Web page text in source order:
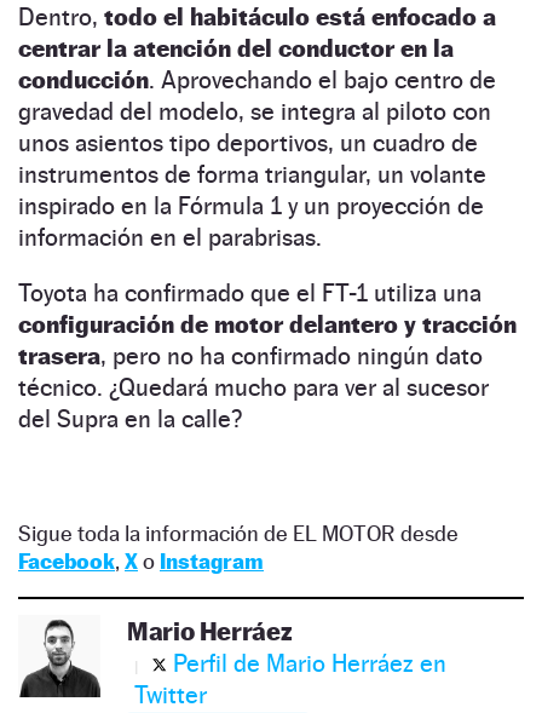
Dentro, todo el habitáculo está enfocado a
centrar la atención del conductor en la
conducción. Aprovechando el bajo centro de
gravedad del modelo, se integra al piloto con
unos asientos tipo deportivos, un cuadro de
instrumentos de forma triangular, un volante
inspirado en la Fórmula 1 y un proyección de
información en el parabrisas.
Toyota ha confirmado que el FT-1 utiliza una
configuración de motor delantero y tracción
trasera, pero no ha confirmado ningún dato
técnico. ¿Quedará mucho para ver al sucesor
del Supra en la calle?
Sigue toda la información de EL MOTOR desde
Facebook, Xo Instagram
Mario Herráez
Perfil de Mario Herráez en
Twitter